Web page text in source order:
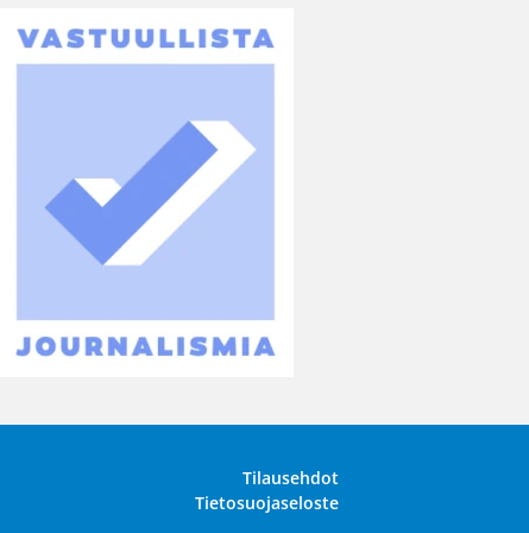
Tilausehdot
Tietosuojaseloste